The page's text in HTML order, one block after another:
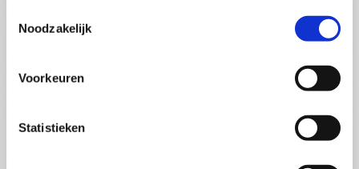
Noodzakelijk
Voorkeuren
Statistieken
(EN)
Locatie: Online